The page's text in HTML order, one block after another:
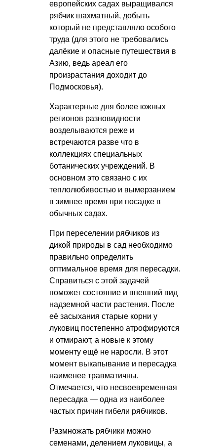
европейских садах выращивался
рябчик шахматный, добыть
который не представляло особого
труда (для этого не требовались
далёкие и опасные путешествия в
Азию, ведь ареал его
произрастания доходит до
Подмосковья).
Характерные для более южных
регионов разновидности
возделываются реже и
встречаются разве что в
коллекциях специальных
ботанических учреждений. В
основном это связано с их
теплолюбивостью и вымерзанием
в зимнее время при посадке в
обычных садах.
При переселении рябчиков из
дикой природы в сад необходимо
правильно определить
оптимальное время для пересадки.
Справиться с этой задачей
поможет состояние и внешний вид
надземной части растения. После
её засыхания старые корни у
луковиц постепенно атрофируются
и отмирают, а новые к этому
моменту ещё не наросли. В этот
момент выкапывание и пересадка
наименее травматичны.
Отмечается, что несвоевременная
пересадка — одна из наиболее
частых причин гибели рябчиков.
Размножать рябчики можно
семенами, делением луковицы, а